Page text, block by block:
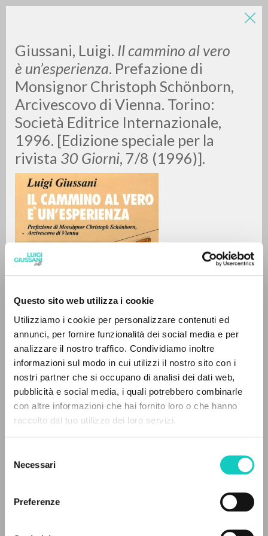
Questo sito web utilizza i cookie
Utilizziamo i cookie per personalizzare contenuti ed
annunci, per fornire funzionalità dei social media e per
analizzare il nostro traffico. Condividiamo inoltre
informazioni sul modo in cui utilizzi il nostro sito con i
nostri partner che si occupano di analisi dei dati web,
pubblicità e social media, i quali potrebbero combinarle
con altre informazioni che hai fornito loro o che hanno
raccolto dal tuo utilizzo dei loro servizi.
delNecessari
Preferenze
Giussani, Luigi. Il cammino al vero
è un’esperienza. Prefazione di
Monsignor Christoph Schönborn,
Arcivescovo di Vienna. Torino:
Società Editrice Internazionale,
1996. [Edizione speciale per la
rivista 30 Giorni, 7/8 (1996)].
Giussani Luigi
Autore
SEI
Italiano
Pagine: 144
LUIGI
GIUSSANI
scritti
0DOCUMENTI TROVATI
RISULTATI SUCCESSIVI